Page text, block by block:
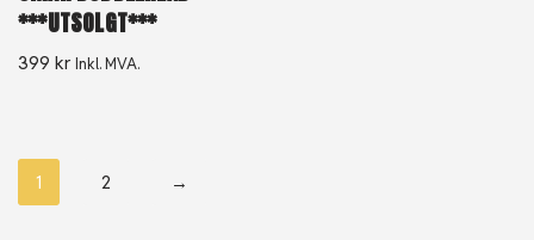
***UTSOLGT***
399 kr Inkl. MVA.
1 2 →